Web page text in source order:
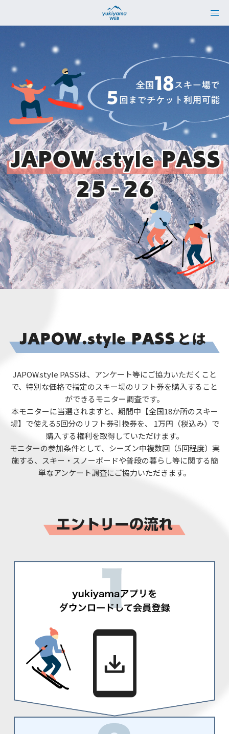
JAPOW.style PASSは、アンケート等にご協力いただくこと
で、特別な価格で指定のスキー場のリフト券を購入すること
ができるモニター調査です。
本モニターに当選されますと、期間中【全国18か所のスキー
場】で使える5回分のリフト券引換券を、
1万円（税込み）で
購入する権利を取得していただけます。
モニターの参加条件として、シーズン中複数回（5回程度）実
施する、スキー・スノーボードや普段の暮らし等に関する簡
単なアンケート調査にご協力いただきます。